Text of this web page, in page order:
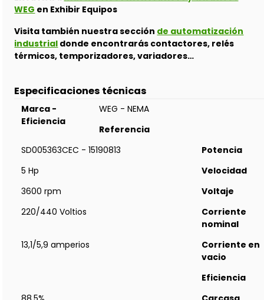
WEG en Exhibir Equipos
Visita también nuestra sección de automatización
industrial donde encontrarás contactores, relés
térmicos, temporizadores, variadores…
Especificaciones técnicas
Marca -
Eficiencia
WEG - NEMA
Referencia
SD005363CEC - 15190813
Potencia
5 Hp
Velocidad
3600 rpm
Voltaje
220/440 Voltios
Corriente
nominal
13,1/5,9 amperios
Corriente en
vacio
Eficiencia